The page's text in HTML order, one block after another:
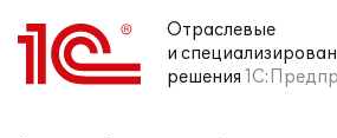
Отраслевые
и
решения